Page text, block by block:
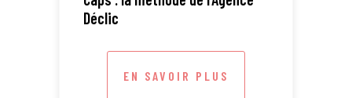
Déclic
EN SAVOIR PLUS